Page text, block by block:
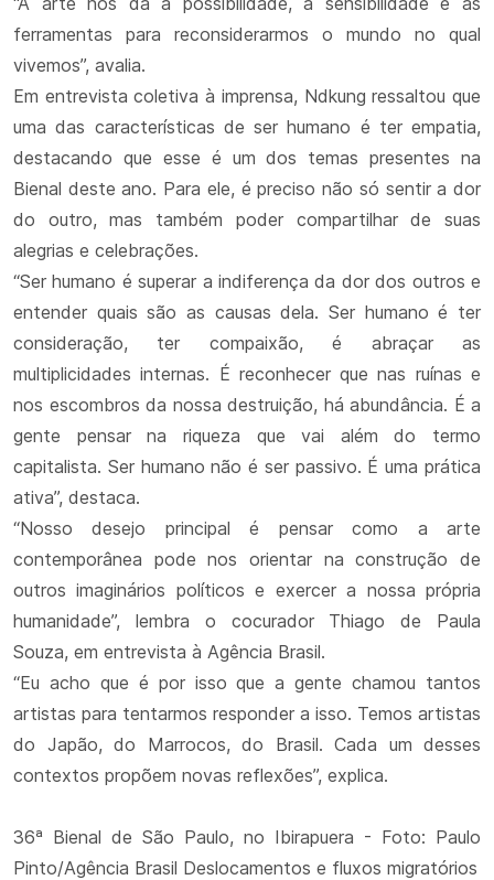
ferramentas para reconsiderarmos o mundo no qual
vivemos”, avalia.
Em entrevista coletiva à imprensa, Ndkung ressaltou que
uma das características de ser humano é ter empatia,
destacando que esse é um dos temas presentes na
Bienal deste ano. Para ele, é preciso não só sentir a dor
do outro, mas também poder compartilhar de suas
alegrias e celebrações.
“Ser humano é superar a indiferença da dor dos outros e
entender quais são as causas dela. Ser humano é ter
consideração, ter compaixão, é abraçar as
multiplicidades internas. É reconhecer que nas ruínas e
nos escombros da nossa destruição, há abundância. É a
gente pensar na riqueza que vai além do termo
capitalista. Ser humano não é ser passivo. É uma prática
ativa”, destaca.
“Nosso desejo principal é pensar como a arte
contemporânea pode nos orientar na construção de
outros imaginários políticos e exercer a nossa própria
humanidade”, lembra o cocurador Thiago de Paula
Souza, em entrevista à Agência Brasil.
“Eu acho que é por isso que a gente chamou tantos
artistas para tentarmos responder a isso. Temos artistas
do Japão, do Marrocos, do Brasil. Cada um desses
contextos propõem novas reflexões”, explica.
36ª Bienal de São Paulo, no Ibirapuera - Foto: Paulo
Pinto/Agência Brasil Deslocamentos e fluxos migratórios